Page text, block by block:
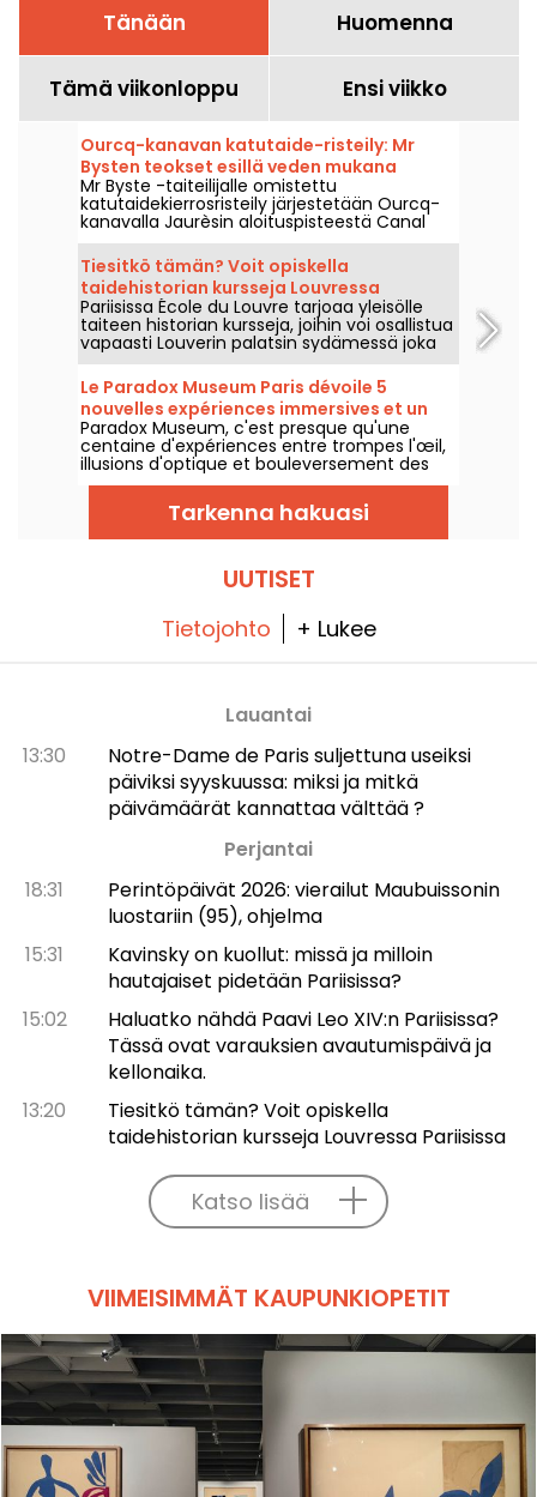
Tänään Huomenna
Tämä viikonloppu Ensi viikko
Ourcq-kanavan katutaide-risteily: Mr
Bysten teokset esillä veden mukana
kulkien
Mr Byste -taiteilijalle omistettu
katutaidekierrosristeily järjestetään Ourcq-
kanavalla Jaurèsin aloituspisteestä Canal
Summerin yhteydessä lauantaina 8.
elokuuta 2026. Ohjelmassa on laivaan
rakennettu näyttely, opastettu kierros
vesiltä nähtävien freskojen äärellä sekä
tutustuminen taiteilijan sablonytaiteen
maailmaan.
Tiesitkö tämän? Voit opiskella
taidehistorian kursseja Louvressa
Pariisissa
Pariisissa École du Louvre tarjoaa yleisölle
taiteen historian kursseja, joihin voi osallistua
vapaasti Louverin palatsin sydämessä joka
vuosi syyskuusta kesäkuuhun. Museo
järjestää myös satunnaisesti ilmaisia
luentoja. Tästä tulee taiteen historian
asiantuntijuutta!
Le Paradox Museum Paris dévoile 5
nouvelles expériences immersives et un
Café Hans & Gretel
Paradox Museum, c'est presque qu'une
centaine d'expériences entre trompes l'œil,
illusions d'optique et bouleversement des
sens qui vous attendent à Paris. Vous allez
adorer être trompé et capturer des clichés
surréalistes. 5 nouvelles expériences
immersives viennent s'ajouter au parcours,
prime, un tout nouveau café ultra-
gourmand vous attend : Hans & Gretel va
Tarkenna hakuasi
UUTISET
Tietojohto + Lukee
Lauantai
13:30
Notre-Dame de Paris suljettuna useiksi
päiviksi syyskuussa: miksi ja mitkä
päivämäärät kannattaa välttää ?
Perjantai
18:31
Perintöpäivät 2026: vierailut Maubuissonin
luostariin (95), ohjelma
15:31
Kavinsky on kuollut: missä ja milloin
hautajaiset pidetään Pariisissa?
15:02
Haluatko nähdä Paavi Leo XIV:n Pariisissa?
Tässä ovat varauksien avautumispäivä ja
kellonaika.
13:20
Tiesitkö tämän? Voit opiskella
taidehistorian kursseja Louvressa Pariisissa
Katso lisää
VIIMEISIMMÄT KAUPUNKIOPETIT